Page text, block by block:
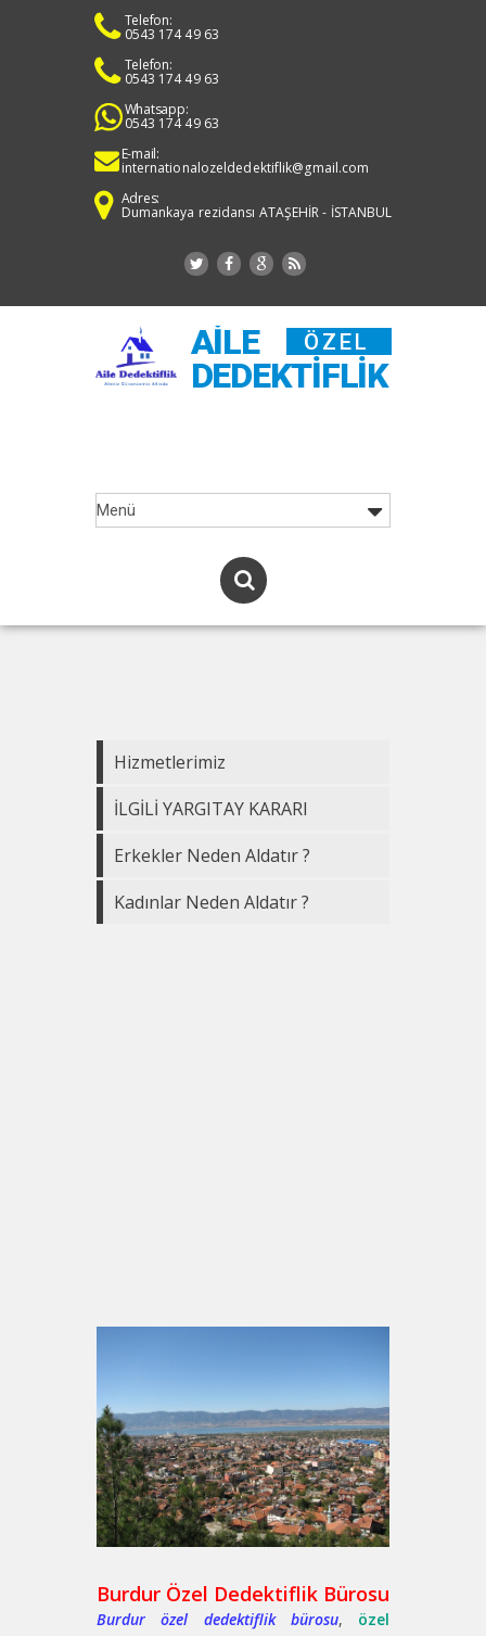
Telefon:
0543 174 49 63
Telefon:
0543 174 49 63
Whatsapp:
0543 174 49 63
E-mail:
internationalozeldedektiflik@gmail.com
Adres:
Dumankaya rezidansı ATAŞEHİR - İSTANBUL
AILE ÖZEL
DEDEKTIFLIK
Hizmetlerimiz
İLGİLİ YARGITAY KARARI
Erkekler Neden Aldatır ?
Kadınlar Neden Aldatır ?
Burdur Özel Dedektiflik Bürosu
Burdur özel dedektiflik bürosu, özel